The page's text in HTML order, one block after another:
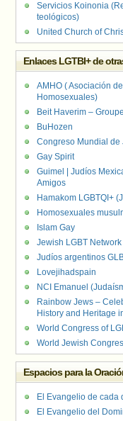
Servicios Koinonia
teológicos)
United Church of
Enlaces LGTBI+ de
AMHO ( Asociación
Homosexuales)
Beit Haverim –
BuHozen
Congreso Mundial de
Gay Spirit
Guimel | Judíos
Amigos
Hamakom LGBTQI+
Homosexuales
Islam Gay
Jewish LGBT Network
Judíos argentinos
Lovejihadspain
NCI Emanuel
Rainbow Jews –
History and Heritage
World Congress of
World Jewish
Espacios para la
El Evangelio de cada
El Evangelio del